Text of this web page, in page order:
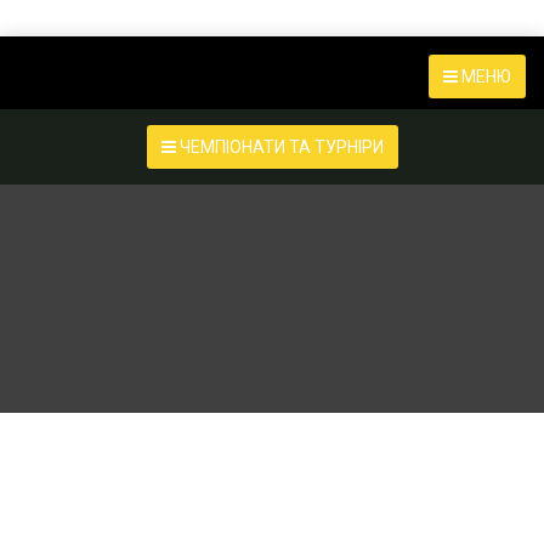
МЕНЮ
ЧЕМПІОНАТИ ТА ТУРНІРИ